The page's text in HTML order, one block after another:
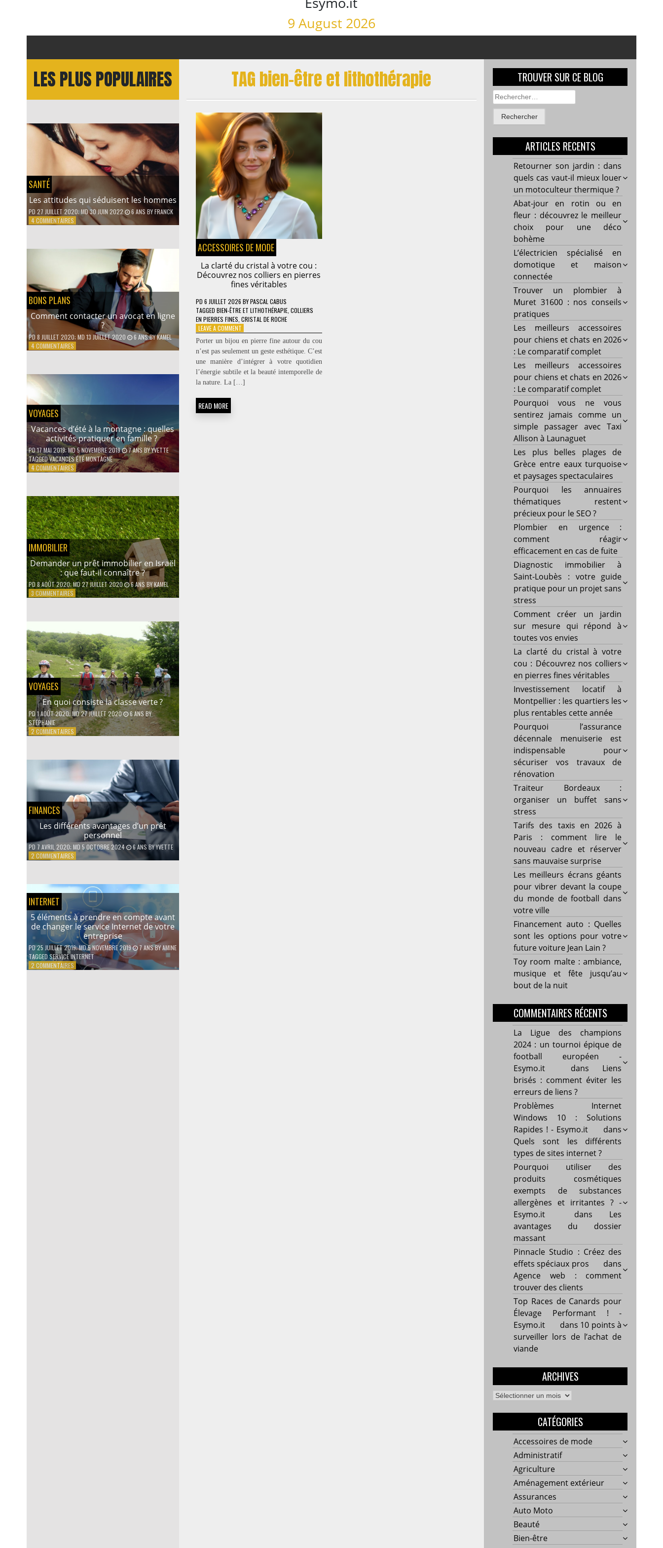
9 August 2026
LES PLUS POPULAIRES
SANTÉ
Les attitudes qui séduisent les hommes
PD 27 JUILLET 2020; MD 30 JUIN 2022 6 ANSBYFRANCK
4 COMMENTAIRESSUR
HOMMES
BONS PLANS
Comment contacter un avocat en ligne
?
PD 8 JUILLET 2020; MD 13 JUILLET 2020 6 ANSBYKAMEL
4 COMMENTAIRESSUR
?
VOYAGES
Vacances d’été à la montagne : quelles
activités pratiquer en famille ?
PD17 MAI 2019; MD 5 NOVEMBRE 2019 7 ANS BYYVETTE
TAGGEDVACANCES ÉTÉ MONTAGNE
4 COMMENTAIRESSUR
LA
MONTAGNE :
QUELLES
ACTIVITÉS
PRATIQUER
EN
FAMILLE ?
IMMOBILIER
Demander un prêt immobilier en Israël
: que faut-il connaître ?
PD8 AOÛT 2020; MD 27 JUILLET 2020 6 ANS BYKAMEL
3 COMMENTAIRESSUR
PRÊT
EN
ISRAËL
:
QUE
FAUT-
IL
CONNAÎTRE
?
VOYAGES
En quoi consiste la classe verte ?
PD1 AOÛT 2020; MD 27 JUILLET 2020 6 ANSBY
STÉPHANIE
2 COMMENTAIRESSUR
LA
VERTE ?
FINANCES
Les différents avantages d’un prêt
personnel
PD 7 AVRIL 2020; MD 5 OCTOBRE 2024 6 ANSBYYVETTE
2 COMMENTAIRESSUR
D’UN
PRÊT
PERSONNEL
INTERNET
5 éléments à prendre en compte avant
de changer le service Internet de votre
entreprise
PD25 JUILLET 2019; MD 5 NOVEMBRE 2019 7 ANSBYAMINE
TAGGEDSERVICE INTERNET
2 COMMENTAIRESSUR
TAG bien-être et lithothérapie
ACCESSOIRES DE MODE
La clarté du cristal à votre cou :
Découvrez nos colliers en pierres
fines véritables
PD 6 JUILLET 2026 BYPASCAL CABUS
TAGGED BIEN-ÊTRE ET LITHOTHÉRAPIE, COLLIERS
EN PIERRES FINES CRISTAL DE ROCHE
LEAVE A COMMENTON
CLARTÉ
DU
CRISTAL
À
VOTRE
Porter un bijou en pierre fine autour du cou
n’est pas seulement un geste esthétique. C’est
une manière d’intégrer à votre quotidien
l’énergie subtile et la beauté intemporelle de
la nature. La […]
READ MORE
TROUVER SUR CE BLOG
Rechercher :
ARTICLES RECENTS
Retourner son jardin : dans
quels cas vaut-il mieux louer
un motoculteur thermique ?
Abat-jour en rotin ou en
fleur : découvrez le meilleur
choix pour une déco
bohème
L’électricien spécialisé en
domotique et maison
connectée
Trouver un plombier à
Muret 31600 : nos conseils
pratiques
Les meilleurs accessoires
pour chiens et chats en 2026
: Le comparatif complet
Les meilleurs accessoires
pour chiens et chats en 2026
: Le comparatif complet
Pourquoi vous ne vous
sentirez jamais comme un
simple passager avec Taxi
Allison à Launaguet
Les plus belles plages de
Grèce entre eaux turquoise
et paysages spectaculaires
Pourquoi les annuaires
thématiques restent
précieux pour le SEO ?
Plombier en urgence :
comment réagir
efficacement en cas de fuite
Diagnostic immobilier à
Saint-Loubès : votre guide
pratique pour un projet sans
stress
Comment créer un jardin
sur mesure qui répond à
toutes vos envies
La clarté du cristal à votre
cou : Découvrez nos colliers
en pierres fines véritables
Investissement locatif à
Montpellier : les quartiers les
plus rentables cette année
Pourquoi l’assurance
décennale menuiserie est
indispensable pour
sécuriser vos travaux de
rénovation
Traiteur Bordeaux :
organiser un buffet sans
stress
Tarifs des taxis en 2026 à
Paris : comment lire le
nouveau cadre et réserver
sans mauvaise surprise
Les meilleurs écrans géants
pour vibrer devant la coupe
du monde de football dans
votre ville
Financement auto : Quelles
sont les options pour votre
future voiture Jean Lain ?
Toy room malte : ambiance,
musique et fête jusqu’au
bout de la nuit
COMMENTAIRES RÉCENTS
La Ligue des champions
2024 : un tournoi épique de
football européen -
Esymo.it
dans Liens
brisés : comment éviter les
erreurs de liens ?
Problèmes Internet
Windows 10 : Solutions
Rapides ! - Esymo.it
dans
Quels sont les différents
types de sites internet ?
Pourquoi utiliser des
produits cosmétiques
exempts de substances
allergènes et irritantes ? -
Esymo.it
dans Les
avantages du dossier
massant
Pinnacle Studio : Créez des
effets spéciaux pros
dans
Agence web : comment
trouver des clients
Top Races de Canards pour
Élevage Performant ! -
Esymo.it
dans 10 points à
surveiller lors de l’achat de
viande
ARCHIVES
Archives
CATÉGORIES
Accessoires de mode
Administratif
Agriculture
Aménagement extérieur
Assurances
Auto Moto
Beauté
Bien-être